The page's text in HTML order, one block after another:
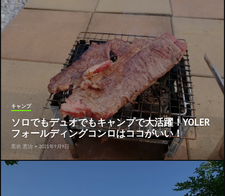
キャンプ
ソロでもデュオでもキャンプで大活躍！YOLER
フォールディングコンロはココがいい！
黒岩 憲治 • 2021年9月9日